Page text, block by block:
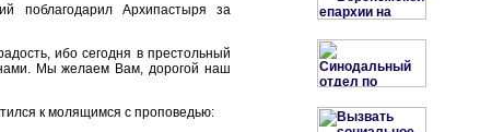
поблагодарил Архипастыря за
ибо сегодня в престольный
Мы желаем Вам, дорогой наш
к молящимся с проповедью: